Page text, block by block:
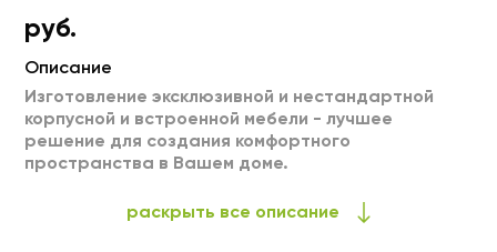
руб.
Описание
Изготовление эксклюзивной и нестандартной
корпусной и встроенной мебели - лучшее
решение для создания комфортного
пространства в Вашем доме.
делать популярные модели европейской мебели.
раскрыть все описание